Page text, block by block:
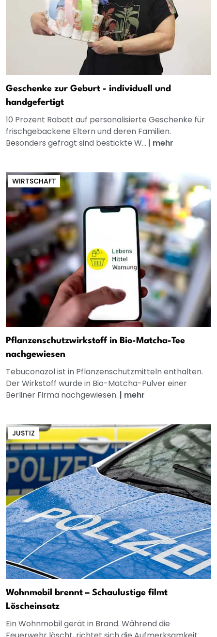
Geschenke zur Geburt - individuell und
handgefertigt
10 Prozent Rabatt auf personalisierte Geschenke für
frischgebackene Eltern und deren Familien.
Besonders gefragt sind bestickte W... | mehr
WIRTSCHAFT
Pflanzenschutzwirkstoff in Bio-Matcha-Tee
nachgewiesen
Tebuconazol ist in Pflanzenschutzmitteln enthalten.
Der Wirkstoff wurde in Bio-Matcha-Pulver einer
Berliner Firma nachgewiesen. | mehr
JUSTIZ
Wohnmobil brennt – Schaulustige filmt
Löscheinsatz
Ein Wohnmobil gerät in Brand. Während die